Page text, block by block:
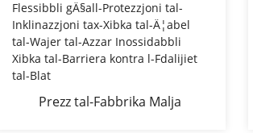
Prezz tal-Fabbrika Malja